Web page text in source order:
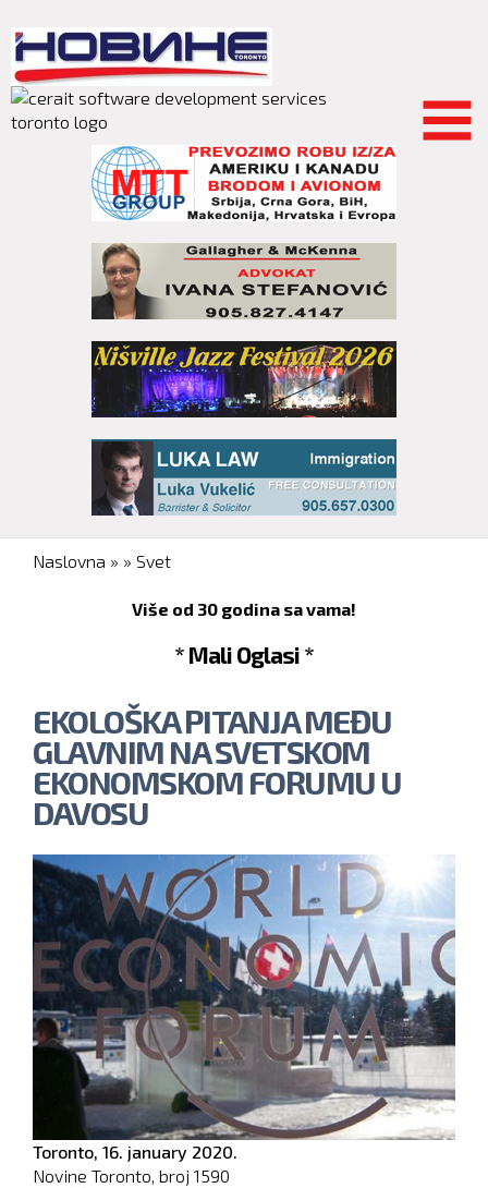
main
content
You are here
Naslovna » » Svet
Više od 30 godina sa vama!
* Mali Oglasi *
EKOLOŠKA PITANJA MEĐU
GLAVNIM NA SVETSKOM
EKONOMSKOM FORUMU U
DAVOSU
Toronto, 16. january 2020.
Novine Toronto, broj 1590